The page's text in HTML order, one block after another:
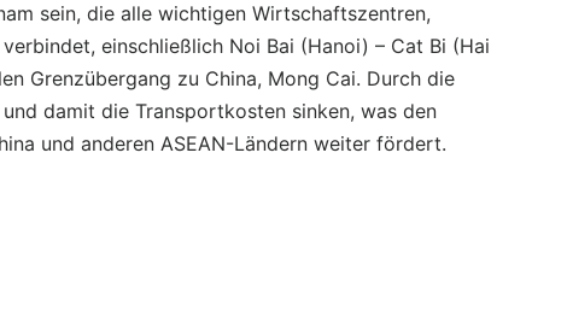
sein, die alle wichtigen Wirtschaftszentren,
einschließlich Noi Bai (Hanoi) – Cat Bi (Hai
Grenzübergang zu China, Mong Cai. Durch die
damit die Transportkosten sinken, was den
und anderen ASEAN-Ländern weiter fördert.